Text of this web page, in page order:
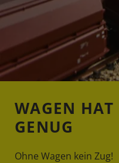
WAGEN
GENUG
Ohne Wagen kein Zug!